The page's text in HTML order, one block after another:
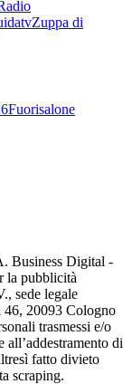
Zuppa di
Fuorisalone
Business Digital -
la pubblicità
sede legale
46, 20093 Cologno
trasmessi e/o
di
fatto divieto
scraping.